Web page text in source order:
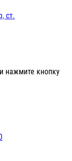
ст.
нажмите кнопку